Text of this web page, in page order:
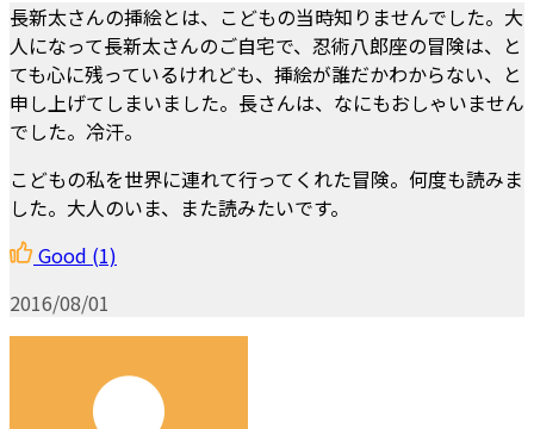
長新太さんの挿絵とは、こどもの当時知りませんでした。大
人になって長新太さんのご自宅で、忍術八郎座の冒険は、と
ても心に残っているけれども、挿絵が誰だかわからない、と
申し上げてしまいました。長さんは、なにもおしゃいません
でした。冷汗。
こどもの私を世界に連れて行ってくれた冒険。何度も読みま
した。大人のいま、また読みたいです。
Good (1)
2016/08/01